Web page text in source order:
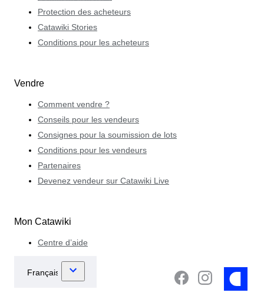
Protection des acheteurs
Catawiki Stories
Conditions pour les acheteurs
Vendre
Comment vendre ?
Conseils pour les vendeurs
Consignes pour la soumission de lots
Conditions pour les vendeurs
Partenaires
Devenez vendeur sur Catawiki Live
Mon Catawiki
Centre d’aide